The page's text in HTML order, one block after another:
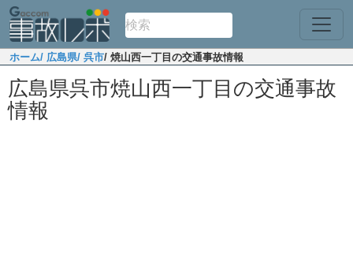
ホーム/ 広島県/ 呉市/ 焼山西一丁目の交通事故情報
広島県呉市焼山西一丁目の交通事故
情報